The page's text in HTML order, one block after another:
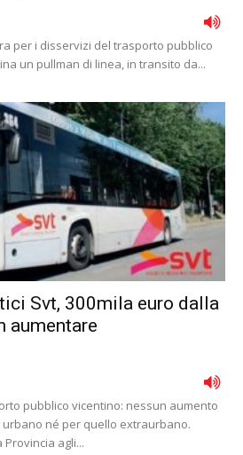
per i disservizi del trasporto pubblico
un pullman di linea, in transito da...
Svt, 300mila euro dalla
aumentare
pubblico vicentino: nessun aumento
né per quello extraurbano.
agli...